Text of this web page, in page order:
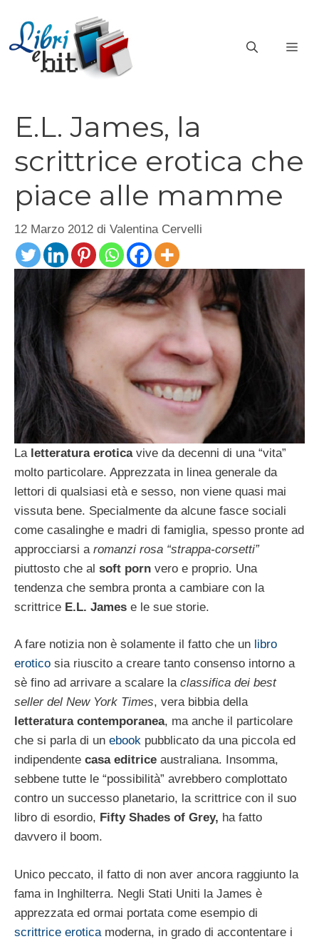
contenuto
E.L. James, la
scrittrice erotica che
piace alle mamme
12 Marzo 2012 di Valentina Cervelli
La letteratura eroticavive da decenni di una “vita”
molto particolare. Apprezzata in linea generale da
lettori di qualsiasi età e sesso, non viene quasi mai
vissuta bene. Specialmente da alcune fasce sociali
come casalinghe e madri di famiglia, spesso pronte ad
approcciarsi a romanzi rosa “strappa-corsetti”
piuttosto che al soft porn vero e proprio. Una
tendenza che sembra pronta a cambiare con la
scrittrice E.L. James e le sue storie.
A fare notizia non è solamente il fatto che un libro
erotico sia riuscito a creare tanto consenso intorno a
sè fino ad arrivare a scalare la classifica dei best
seller del New York Times, vera bibbia della
letteratura contemporanea, ma anche il particolare
che si parla di un ebook pubblicato da una piccola ed
indipendente casa editrice australiana. Insomma,
sebbene tutte le “possibilità” avrebbero complottato
contro un successo planetario, la scrittrice con il suo
libro di esordio, Fifty Shades of Grey, ha fatto
davvero il boom.
Unico peccato, il fatto di non aver ancora raggiunto la
fama in Inghilterra. Negli Stati Uniti la James è
apprezzata ed ormai portata come esempio di
scrittrice erotica moderna, in grado di accontentare i